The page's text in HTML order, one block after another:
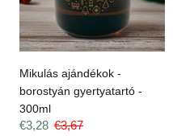
Mikulás ajándékok -
borostyán gyertyatartó -
300ml
€3,28 €3,67